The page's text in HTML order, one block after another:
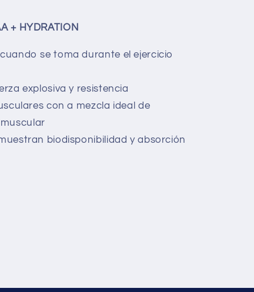
+ HYDRATION
se toma durante el ejercicio
explosiva y resistencia
con a mezcla ideal de
biodisponibilidad y absorción